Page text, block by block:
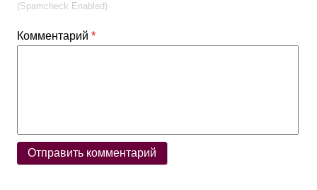
Комментарий*
(Spamcheck Enabled)